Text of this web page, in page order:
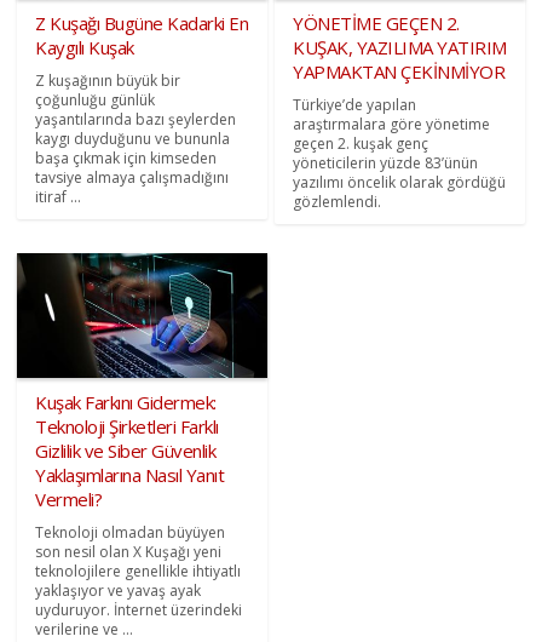
Z Kuşağı Bugüne Kadarki En
Kaygılı Kuşak
Z kuşağının büyük bir
çoğunluğu günlük
yaşantılarında bazı şeylerden
kaygı duyduğunu ve bununla
başa çıkmak için kimseden
tavsiye almaya çalışmadığını
itiraf ...
YÖNETİME GEÇEN 2.
KUŞAK, YAZILIMA YATIRIM
YAPMAKTAN ÇEKİNMİYOR
Türkiye’de yapılan
araştırmalara göre yönetime
geçen 2. kuşak genç
yöneticilerin yüzde 83’ünün
yazılımı öncelik olarak gördüğü
gözlemlendi.
Kuşak Farkını Gidermek:
Teknoloji Şirketleri Farklı
Gizlilik ve Siber Güvenlik
Yaklaşımlarına Nasıl Yanıt
Vermeli?
Teknoloji olmadan büyüyen
son nesil olan X Kuşağı yeni
teknolojilere genellikle ihtiyatlı
yaklaşıyor ve yavaş ayak
uyduruyor. İnternet üzerindeki
verilerine ve ...